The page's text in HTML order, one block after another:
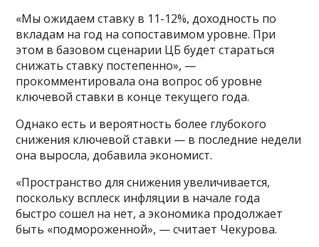
«Мы ожидаем ставку в 11-12%, доходность по
вкладам на год на сопоставимом уровне. При
этом в базовом сценарии ЦБ будет стараться
снижать ставку постепенно», —
прокомментировала она вопрос об уровне
ключевой ставки в конце текущего года.
Однако есть и вероятность более глубокого
снижения ключевой ставки — в последние недели
она выросла, добавила экономист.
«Пространство для снижения увеличивается,
поскольку всплеск инфляции в начале года
быстро сошел на нет, а экономика продолжает
быть «подмороженной», — считает Чекурова.